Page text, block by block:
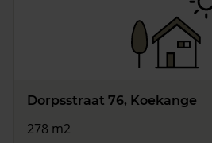
Dorpsstraat 76, Koekange
278 m2